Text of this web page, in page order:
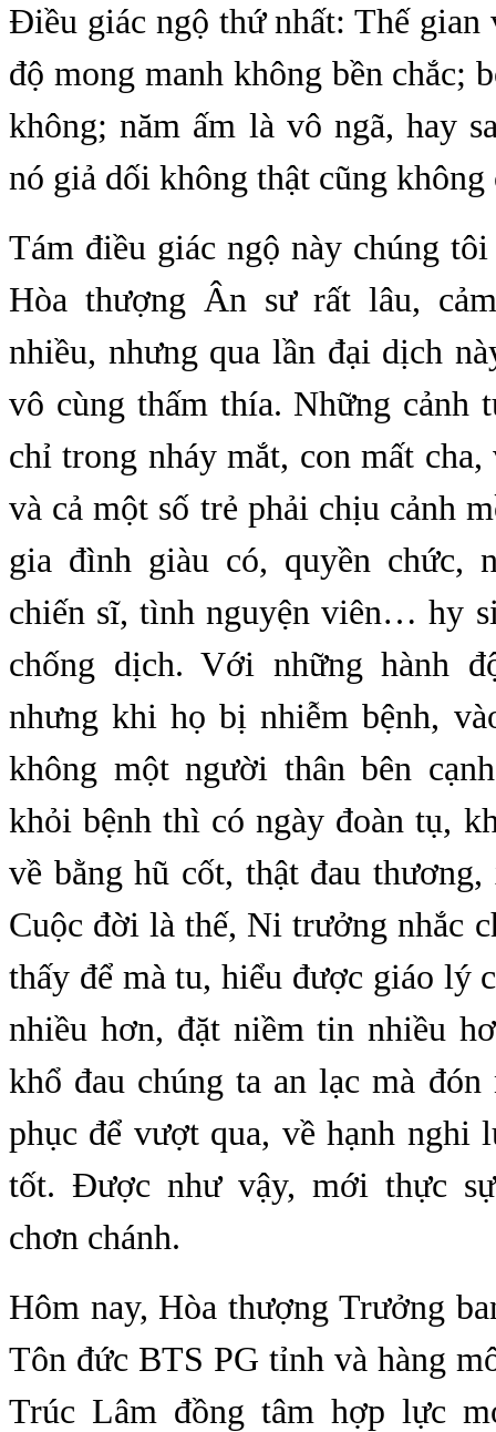
Điều giác ngộ thứ nhất: Thế gian
độ mong manh không bền chắc;
không; năm ấm là vô ngã, hay
nó giả dối không thật cũng
Tám điều giác ngộ này chúng
Hòa thượng Ân sư rất lâu,
nhiều, nhưng qua lần đại dịch
vô cùng thấm thía. Những cảnh
chỉ trong nháy mắt, con mất
và cả một số trẻ phải chịu cảnh
gia đình giàu có, quyền chức,
chiến sĩ, tình nguyện viên… hy
chống dịch. Với những hành
nhưng khi họ bị nhiễm bệnh,
không một người thân bên
khỏi bệnh thì có ngày đoàn tụ,
về bằng hũ cốt, thật đau
Cuộc đời là thế, Ni trưởng nhắc
thấy để mà tu, hiểu được giáo lý
nhiều hơn, đặt niềm tin nhiều
khổ đau chúng ta an lạc mà đón
phục để vượt qua, về hạnh nghi
tốt. Được như vậy, mới thực
chơn chánh.
Hôm nay, Hòa thượng Trưởng
Tôn đức BTS PG tỉnh và hàng
Trúc Lâm đồng tâm hợp lực